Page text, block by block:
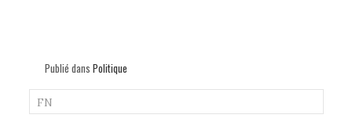
Publié dans Politique
FN